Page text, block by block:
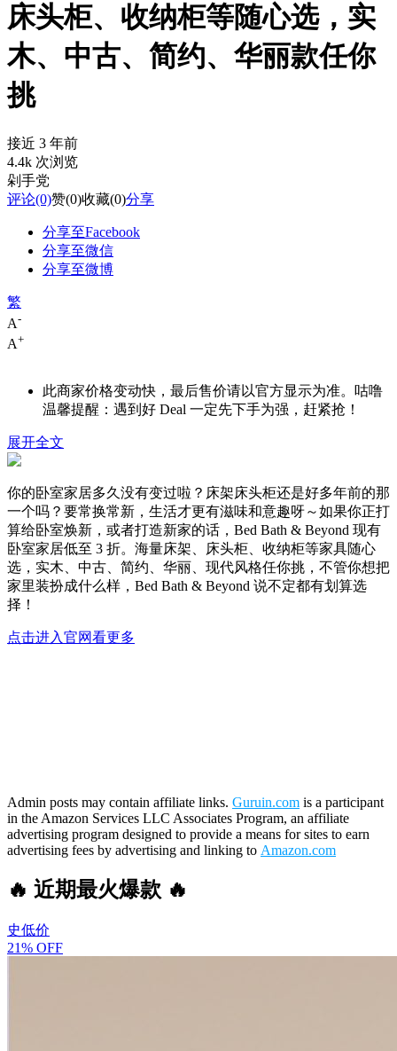
床头柜、收纳柜等随心选，实
木、中古、简约、华丽款任你
挑
接近 3 年前
4.4k 次浏览
剁手党
评论(0)赞(0)收藏(0)分享
分享至Facebook
分享至微信
分享至微博
繁
A-
A+
此商家价格变动快，最后售价请以官方显示为准。咕噜
温馨提醒：遇到好 Deal 一定先下手为强，赶紧抢！
展开全文
你的卧室家居多久没有变过啦？床架床头柜还是好多年前的那
一个吗？要常换常新，生活才更有滋味和意趣呀～如果你正打
算给卧室焕新，或者打造新家的话，Bed Bath & Beyond 现有
卧室家居低至 3 折。海量床架、床头柜、收纳柜等家具随心
选，实木、中古、简约、华丽、现代风格任你挑，不管你想把
家里装扮成什么样，Bed Bath & Beyond 说不定都有划算选
择！
点击进入官网看更多
Admin posts may contain affiliate links. Guruin.com is a participant
in the Amazon Services LLC Associates Program, an affiliate
advertising program designed to provide a means for sites to earn
advertising fees by advertising and linking to Amazon.com
🔥 近期最火爆款 🔥
史低价
21% OFF